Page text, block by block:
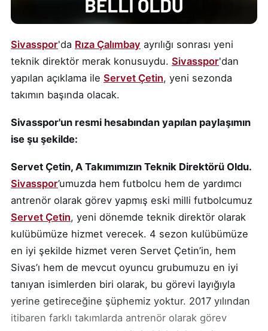
Sivasspor'da Rıza Çalımbay ayrılığı sonrası yeni
teknik direktör merak konusuydu. Sivasspor'dan
yapılan açıklama ile Servet Çetin, yeni sezonda
takımın başında olacak.
Sivasspor'un resmi hesabından yapılan paylaşımın
ise şu şekilde:
Servet Çetin, A Takımımızın Teknik Direktörü Oldu.
Sivasspor’umuzda hem futbolcu hem de yardımcı
antrenör olarak görev yapmış eski milli futbolcumuz
Servet Çetin, yeni dönemde teknik direktör olarak
kulübümüze hizmet verecek. 4 sezon kulübümüze
en iyi şekilde hizmet veren Servet Çetin’in, hem
Sivas’ı hem de mevcut oyuncu grubumuzu en iyi
tanıyan isimlerden biri olarak, bu görevi layığıyla
yerine getireceğine şüphemiz yoktur. 2017 yılından
itibaren farklı takımlarda antrenör olarak görev